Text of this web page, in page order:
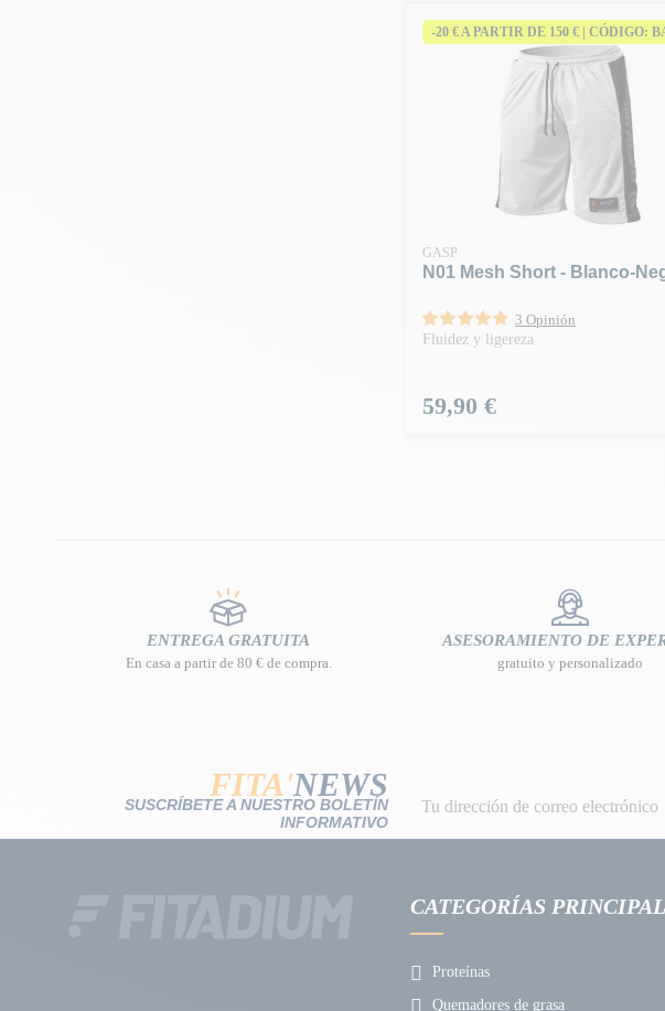
-20 € A PARTIR DE 150 € | CÓDIGO:
GASP
N01 Mesh Short - Blanco-
3 Opinión
Fluidez y ligereza
Precio
59,90 €
ENTREGA GRATUITA
En casa a partir de 80 € de compra.
ASESORAMIENTO DE
gratuito y personalizado
FITA'NEWS
SUSCRÍBETE A NUESTRO BOLETÍN
INFORMATIVO
CATEGORÍAS
Proteínas
Quemadores de grasa